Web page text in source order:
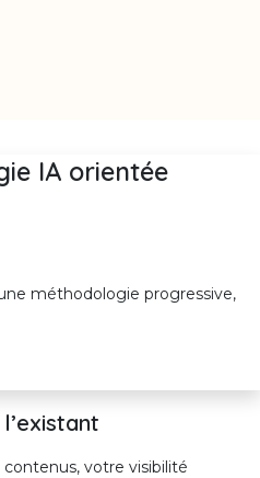
IA orientée
méthodologie progressive,
contenus, votre visibilité